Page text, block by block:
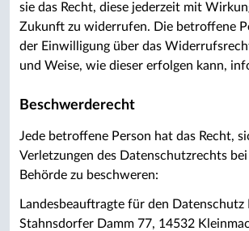
sie das Recht, diese jederzeit mit
Zukunft zu widerrufen. Die betroffene
der Einwilligung über das
und Weise, wie dieser erfolgen kann,
Beschwerderecht
Jede betroffene Person hat das Recht,
Verletzungen des Datenschutzrechts
Behörde zu beschweren:
Landesbeauftragte für den Datenschutz
Stahnsdorfer Damm 77, 14532